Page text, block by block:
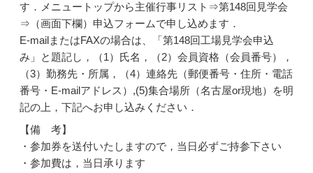
す．メニュートップから主催行事リスト⇒第148回見学会
⇒（画面下欄）申込フォームで申し込めます．
E-mailまたはFAXの場合は、「第148回工場見学会申込
み」と題記し，（1）氏名，（2）会員資格（会員番号），
（3）勤務先・所属，（4）連絡先（郵便番号・住所・電話
番号・E-mailアドレス）,(5)集合場所（名古屋or現地）を明
記の上，下記へお申し込みください．
【備 考】
・参加券を送付いたしますので，当日必ずご持参下さい
・参加費は，当日承ります